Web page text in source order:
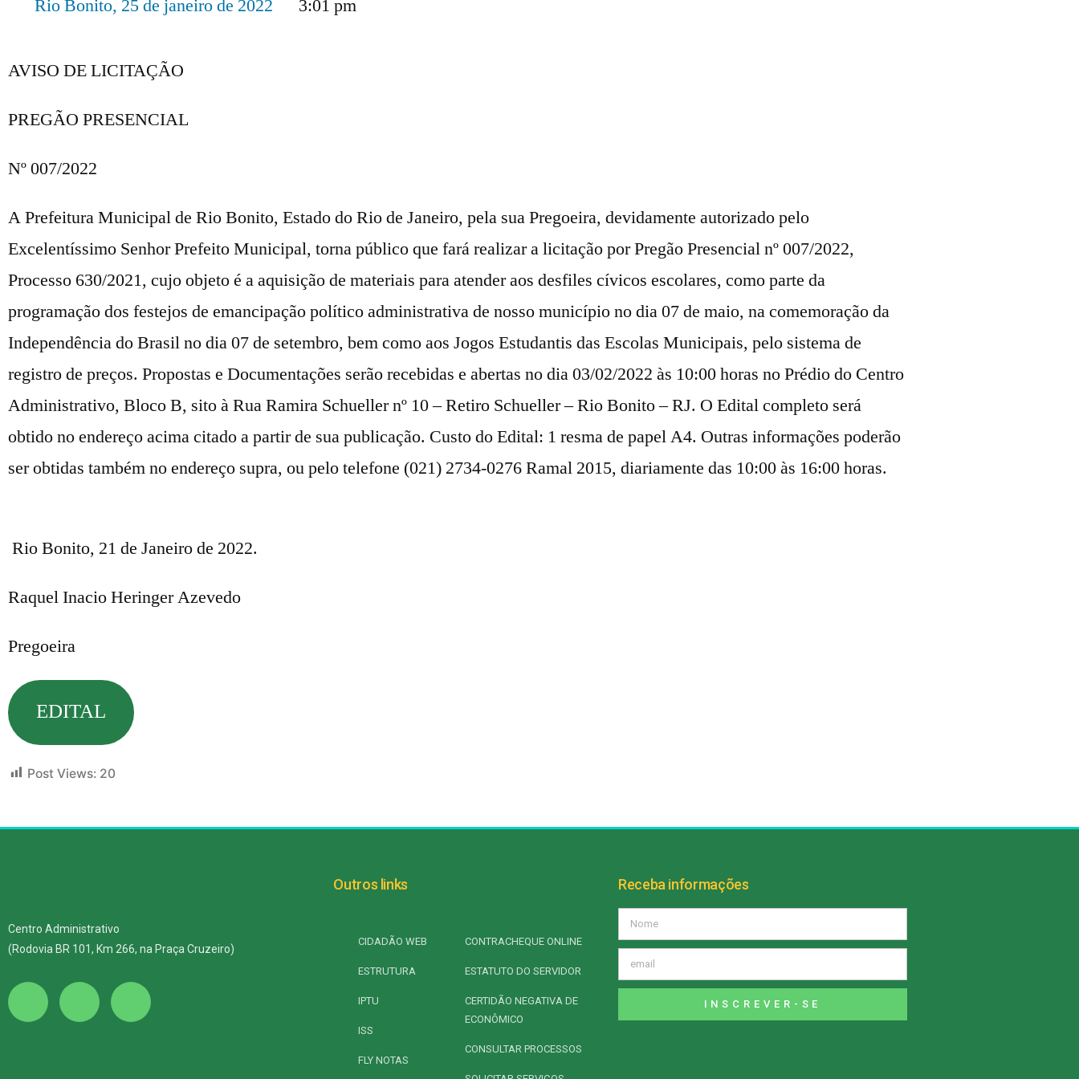
Rio Bonito, 25 de janeiro de 2022 3:01 pm
AVISO DE LICITAÇÃO
PREGÃO PRESENCIAL
Nº 007/2022
A Prefeitura Municipal de Rio Bonito, Estado do Rio de Janeiro, pela sua Pregoeira, devidamente autorizado pelo
Excelentíssimo Senhor Prefeito Municipal, torna público que fará realizar a licitação por Pregão Presencial nº 007/2022,
Processo 630/2021, cujo objeto é a aquisição de materiais para atender aos desfiles cívicos escolares, como parte da
programação dos festejos de emancipação político administrativa de nosso município no dia 07 de maio, na comemoração da
Independência do Brasil no dia 07 de setembro, bem como aos Jogos Estudantis das Escolas Municipais, pelo sistema de
registro de preços. Propostas e Documentações serão recebidas e abertas no dia 03/02/2022 às 10:00 horas no Prédio do Centro
Administrativo, Bloco B, sito à Rua Ramira Schueller nº 10 – Retiro Schueller – Rio Bonito – RJ. O Edital completo será
obtido no endereço acima citado a partir de sua publicação. Custo do Edital: 1 resma de papel A4. Outras informações poderão
ser obtidas também no endereço supra, ou pelo telefone (021) 2734-0276 Ramal 2015, diariamente das 10:00 às 16:00 horas.
Rio Bonito, 21 de Janeiro de 2022.
Raquel Inacio Heringer Azevedo
Pregoeira
EDITAL
Post Views: 20
Centro Administrativo
(Rodovia BR 101, Km 266, na Praça Cruzeiro)
Outros links
CIDADÃO WEB
ESTRUTURA
IPTU
ISS
FLY NOTAS
CONTRACHEQUE ONLINE
ESTATUTO DO SERVIDOR
CERTIDÃO NEGATIVA DE
ECONÔMICO
CONSULTAR PROCESSOS
Receba informações
INSCREVER-SE